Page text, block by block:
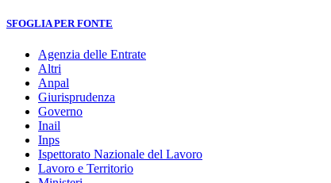
SFOGLIA PER FONTE
Agenzia delle Entrate
Altri
Anpal
Giurisprudenza
Governo
Inail
Inps
Ispettorato Nazionale del Lavoro
Lavoro e Territorio